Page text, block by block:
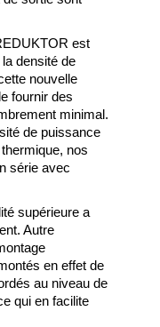
est
densité de
nouvelle
fournir des
minimal.
de puissance
nos
série avec
supérieure a
Autre
en effet de
au niveau de
qui en facilite